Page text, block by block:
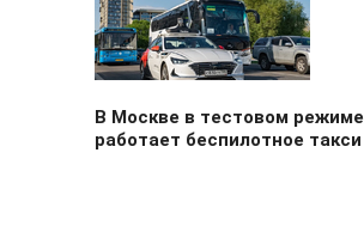
В Москве в тестовом режиме
работает беспилотное такси